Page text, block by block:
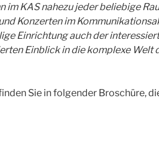
KAS nahezu jeder beliebige
Konzerten im
Einrichtung auch der
Einblick in die komplexe Welt
Sie in folgender Broschüre,